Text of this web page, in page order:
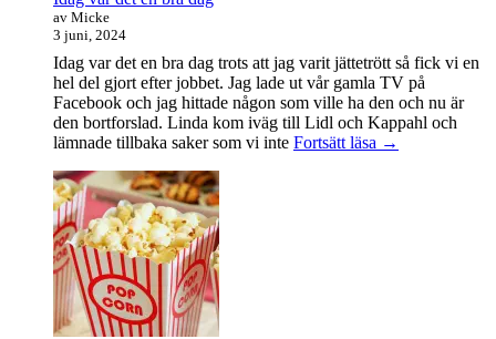
av Micke
3 juni, 2024
Idag var det en bra dag trots att jag varit jättetrött så fick vi en
hel del gjort efter jobbet. Jag lade ut vår gamla TV på
Facebook och jag hittade någon som ville ha den och nu är
den bortforslad. Linda kom iväg till Lidl och Kappahl och
lämnade tillbaka saker som vi inte Fortsätt läsa Idag
→